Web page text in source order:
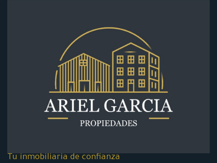
Tu inmobiliaria de confianza